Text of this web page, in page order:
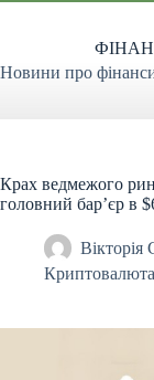
Перейти
Новини про
Крах ведмежого
головний бар’єр в
Вікторія
Криптовалюта